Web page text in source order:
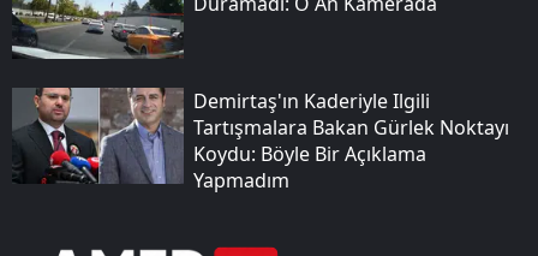
Demirtaş'ın Kaderiyle Ilgili
Tartışmalara Bakan Gürlek Noktayı
Koydu: Böyle Bir Açıklama
Yapmadım